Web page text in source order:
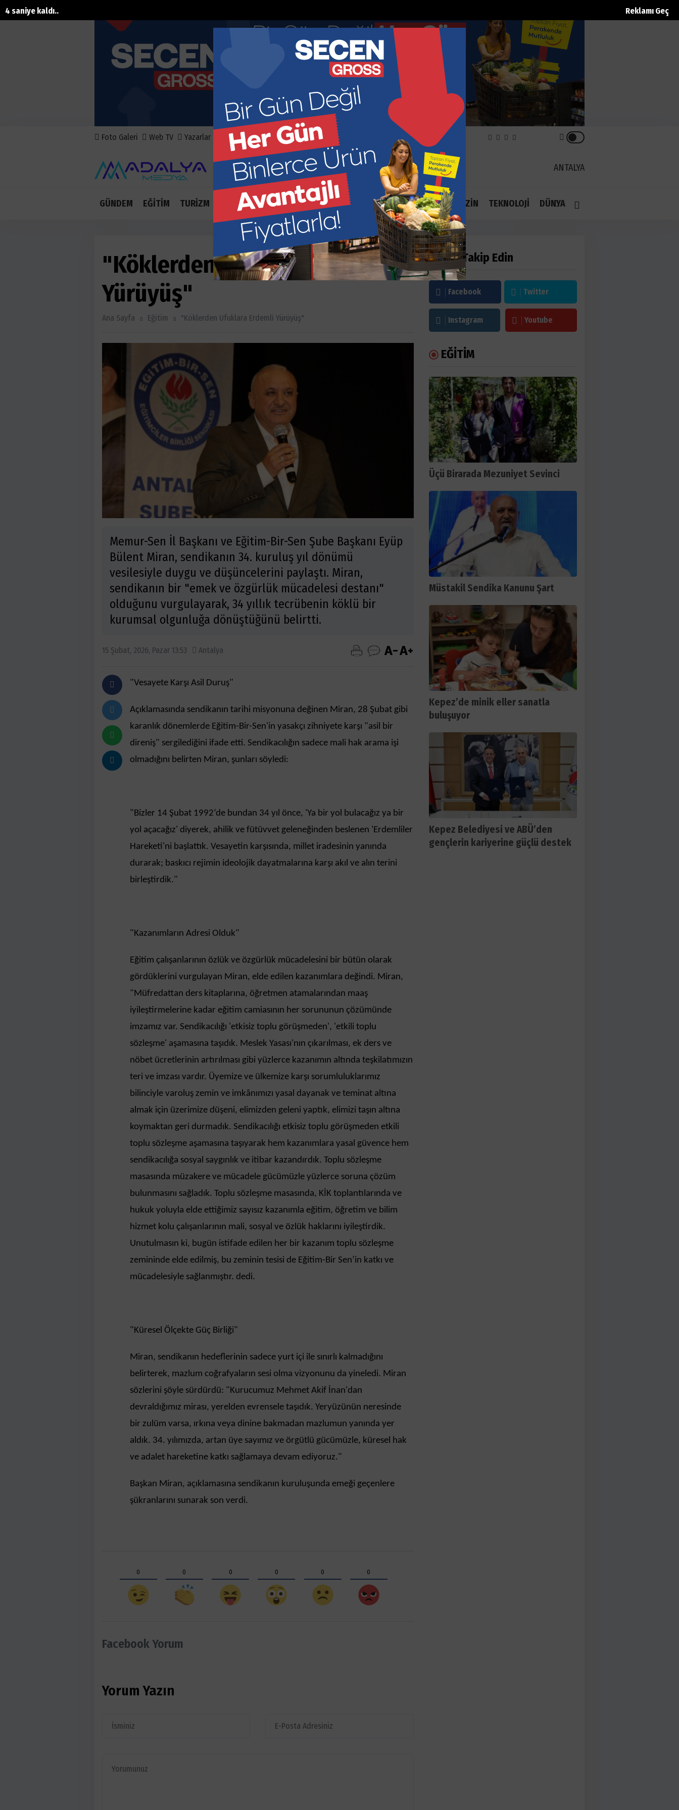
Reklamı Geç
3 saniye kaldı..
Foto Galeri Web TV Yazarlar Anketler Nöbetçi Eczaneler
DOLAR
44.895
EURO
52.8913
GR ALTIN
6966.2
ÇEYREK
4491.1
ANTALYA
GÜNDEM EĞİTİM TURİZM EKONOMİ KÜLTÜR SANAT SAĞLIK SPOR SİYASET MAGAZİN TEKNOLOJİ DÜNYA
"Köklerden Ufuklara Erdemli
Yürüyüş"
Ana Sayfa Eğitim "Köklerden Ufuklara Erdemli Yürüyüş"
Memur-Sen İl Başkanı ve Eğitim-Bir-Sen Şube Başkanı Eyüp
Bülent Miran, sendikanın 34. kuruluş yıl dönümü
vesilesiyle duygu ve düşüncelerini paylaştı. Miran,
sendikanın bir "emek ve özgürlük mücadelesi destanı"
olduğunu vurgulayarak, 34 yıllık tecrübenin köklü bir
kurumsal olgunluğa dönüştüğünü belirtti.
15 Şubat, 2026, Pazar 13:53 Antalya
​"Vesayete Karşı Asil Duruş"
Açıklamasında sendikanın tarihi misyonuna değinen Miran, 28 Şubat gibi
karanlık dönemlerde Eğitim-Bir-Sen'in yasakçı zihniyete karşı "asil bir
direniş" sergilediğini ifade etti. Sendikacılığın sadece mali hak arama işi
olmadığını belirten Miran, şunları söyledi:
​"Bizler 14 Şubat 1992’de bundan 34 yıl önce, 'Ya bir yol bulacağız ya bir
yol açacağız' diyerek, ahilik ve fütüvvet geleneğinden beslenen 'Erdemliler
Hareketi'ni başlattık. Vesayetin karşısında, millet iradesinin yanında
durarak; baskıcı rejimin ideolojik dayatmalarına karşı akıl ve alın terini
birleştirdik."
​"Kazanımların Adresi Olduk"
Eğitim çalışanlarının özlük ve özgürlük mücadelesini bir bütün olarak
gördüklerini vurgulayan Miran, elde edilen kazanımlara değindi. Miran,
"Müfredattan ders kitaplarına, öğretmen atamalarından maaş
iyileştirmelerine kadar eğitim camiasının her sorununun çözümünde
imzamız var. Sendikacılığı 'etkisiz toplu görüşmeden', 'etkili toplu
sözleşme' aşamasına taşıdık. Meslek Yasası'nın çıkarılması, ek ders ve
nöbet ücretlerinin artırılması gibi yüzlerce kazanımın altında teşkilatımızın
teri ve imzası vardır. Üyemize ve ülkemize karşı sorumluluklarımız
bilinciyle varoluş zemin ve imkânımızı yasal dayanak ve teminat altına
almak için üzerimize düşeni, elimizden geleni yaptık, elimizi taşın altına
koymaktan geri durmadık. Sendikacılığı etkisiz toplu görüşmeden etkili
toplu sözleşme aşamasına taşıyarak hem kazanımlara yasal güvence hem
sendikacılığa sosyal saygınlık ve itibar kazandırdık. Toplu sözleşme
masasında müzakere ve mücadele gücümüzle yüzlerce soruna çözüm
bulunmasını sağladık. Toplu sözleşme masasında, KİK toplantılarında ve
hukuk yoluyla elde ettiğimiz sayısız kazanımla eğitim, öğretim ve bilim
hizmet kolu çalışanlarının mali, sosyal ve özlük haklarını iyileştirdik.
Unutulmasın ki, bugün istifade edilen her bir kazanım toplu sözleşme
zemininde elde edilmiş, bu zeminin tesisi de Eğitim-Bir Sen’in katkı ve
mücadelesiyle sağlanmıştır. dedi.
​"Küresel Ölçekte Güç Birliği"
Miran, sendikanın hedeflerinin sadece yurt içi ile sınırlı kalmadığını
belirterek, mazlum coğrafyaların sesi olma vizyonunu da yineledi. Miran
sözlerini şöyle sürdürdü: "Kurucumuz Mehmet Akif İnan'dan
devraldığımız mirası, yerelden evrensele taşıdık. Yeryüzünün neresinde
bir zulüm varsa, ırkına veya dinine bakmadan mazlumun yanında yer
aldık. 34. yılımızda, artan üye sayımız ve örgütlü gücümüzle, küresel hak
ve adalet hareketine katkı sağlamaya devam ediyoruz."
​Başkan Miran, açıklamasına sendikanın kuruluşunda emeği geçenlere
şükranlarını sunarak son verdi.
0 0 0 0 0 0
Facebook Yorum
Yorum Yazın
Bizi Takip Edin
Facebook Twitter
Instagram Youtube
EĞİTİM
Üçü Birarada Mezuniyet Sevinci
Müstakil Sendika Kanunu Şart
Kepez’de minik eller sanatla
buluşuyor
Kepez Belediyesi ve ABÜ’den
gençlerin kariyerine güçlü destek